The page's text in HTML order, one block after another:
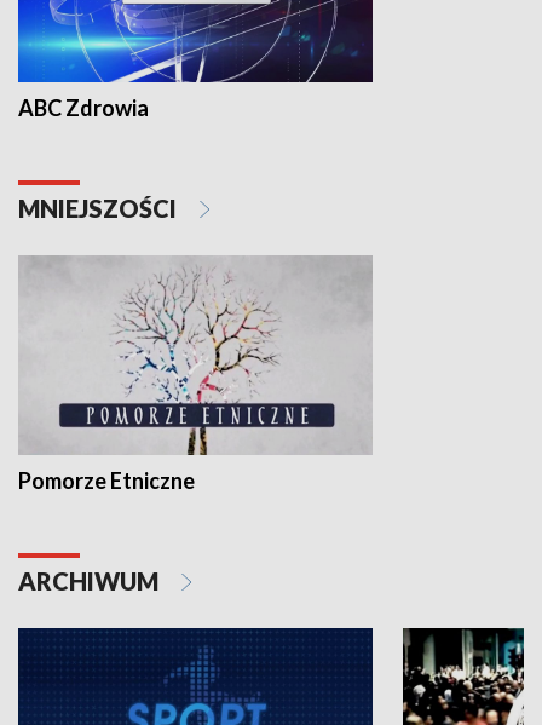
ABC Zdrowia
MNIEJSZOŚCI
Pomorze Etniczne
ARCHIWUM